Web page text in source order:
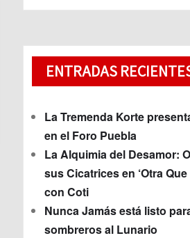
ENTRADAS
La Tremenda Korte
en el Foro Puebla
La Alquimia del Desamor:
sus Cicatrices en ‘Otra
con Coti
Nunca Jamás está listo
sombreros al Lunario